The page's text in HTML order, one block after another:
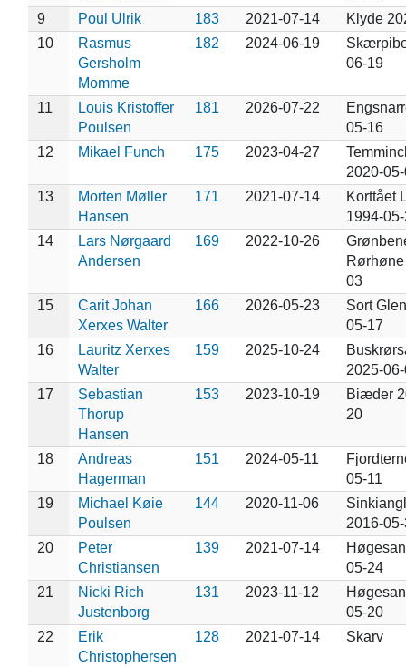
9
Poul Ulrik 183 2021-07-14
Klyde
10
Rasmus
Gersholm
Momme
182 2024-06-19
06-19
11
Louis Kristoffer
Poulsen
181 2026-07-22
05-16
12
Mikael Funch 175 2023-04-27
2020-
13
Morten Møller
Hansen
171 2021-07-14
Korttået
1994-
14
Lars Nørgaard
Andersen
169 2022-10-26
03
15
Carit Johan
Xerxes Walter
166 2026-05-23
Sort
05-17
16
Lauritz Xerxes
Walter
159 2025-10-24
2025-
17
Sebastian
Thorup
Hansen
153 2023-10-19
Biæder
20
18
Andreas
Hagerman
151 2024-05-11
05-11
19
Michael Køie
Poulsen
144 2020-11-06
2016-
20
Peter
Christiansen
139 2021-07-14
05-24
21
Nicki Rich
Justenborg
131 2023-11-12
05-20
22
Erik
Christophersen
128 2021-07-14 Skarv